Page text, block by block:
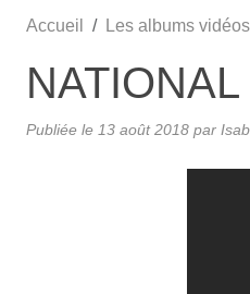
Accueil Les albums vidéos
Publiée le 13 août 2018 par